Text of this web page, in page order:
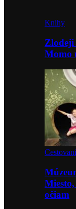
Knihy
Zlodeji
Momo
očiam